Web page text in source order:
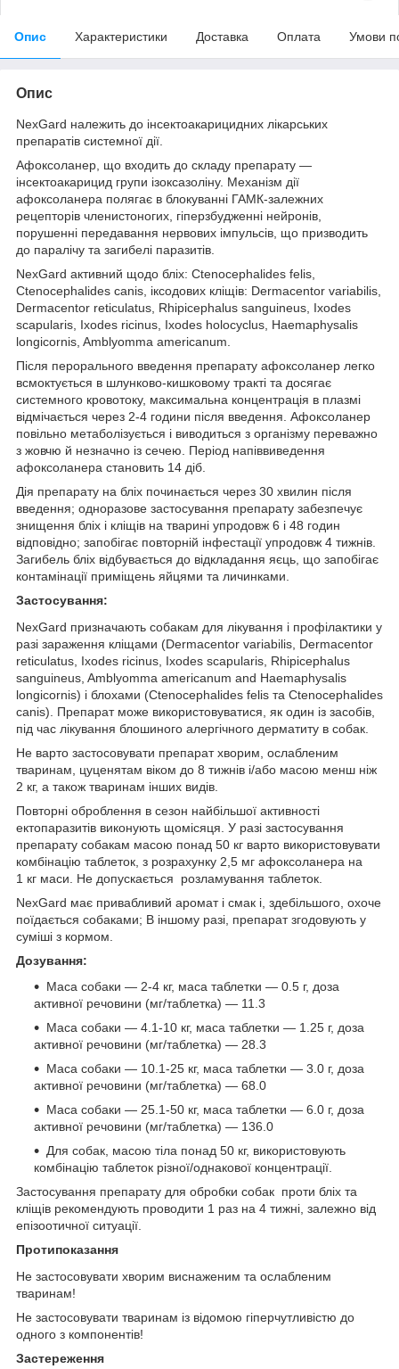
Опис Характеристики Доставка Оплата Умови
Опис
NexGard належить до інсектоакарицидних лікарських
препаратів системної дії.
Афоксоланер, що входить до складу препарату —
інсектоакарицид групи ізоксазоліну. Механізм дії
афоксоланера полягає в блокуванні ГАМК-залежних
рецепторів членистоногих, гіперзбудженні нейронів,
порушенні передавання нервових імпульсів, що призводить
до паралічу та загибелі паразитів.
NexGard активний щодо бліх: Ctenocephalides felis,
Ctenocephalides canis, іксодових кліщів: Dermacentor variabilis,
Dermacentor reticulatus, Rhipicephalus sanguineus, Ixodes
scapularis, Ixodes ricinus, Ixodes holocyclus, Haemaphysalis
longicornis, Amblyomma americanum.
Після перорального введення препарату афоксоланер легко
всмоктується в шлунково-кишковому тракті та досягає
системного кровотоку, максимальна концентрація в плазмі
відмічається через 2-4 години після введення. Афоксоланер
повільно метаболізується і виводиться з організму переважно
з жовчю й незначно із сечею. Період напіввиведення
афоксоланера становить 14 діб.
Дія препарату на бліх починається через 30 хвилин після
введення; одноразове застосування препарату забезпечує
знищення бліх і кліщів на тварині упродовж 6 і 48 годин
відповідно; запобігає повторній інфестації упродовж 4 тижнів.
Загибель бліх відбувається до відкладання яєць, що запобігає
контамінації приміщень яйцями та личинками.
Застосування:
NexGard призначають собакам для лікування і профілактики у
разі зараження кліщами (Dermacentor variabilis, Dermacentor
reticulatus, Ixodes ricinus, Ixodes scapularis, Rhipicephalus
sanguineus, Amblyomma americanum and Haemaphysalis
longicornis) і блохами (Ctenocephalides felis та Ctenocephalides
canis). Препарат може використовуватися, як один із засобів,
під час лікування блошиного алергічного дерматиту в собак.
Не варто застосовувати препарат хворим, ослабленим
тваринам, цуценятам віком до 8 тижнів і/або масою менш ніж
2 кг, а також тваринам інших видів.
Повторні оброблення в сезон найбільшої активності
ектопаразитів виконують щомісяця. У разі застосування
препарату собакам масою понад 50 кг варто використовувати
комбінацію таблеток, з розрахунку 2,5 мг афоксоланера на
1 кг маси. Не допускається розламування таблеток.
NexGard має привабливий аромат і смак і, здебільшого, охоче
поїдається собаками; В іншому разі, препарат згодовують у
суміші з кормом.
Дозування:
Маса собаки — 2-4 кг, маса таблетки — 0.5 г, доза
активної речовини (мг/таблетка) — 11.3
Маса собаки — 4.1-10 кг, маса таблетки — 1.25 г, доза
активної речовини (мг/таблетка) — 28.3
Маса собаки — 10.1-25 кг, маса таблетки — 3.0 г, доза
активної речовини (мг/таблетка) — 68.0
Маса собаки — 25.1-50 кг, маса таблетки — 6.0 г, доза
активної речовини (мг/таблетка) — 136.0
Для собак, масою тіла понад 50 кг, використовують
комбінацію таблеток різної/однакової концентрації.
Застосування препарату для обробки собак проти бліх та
кліщів рекомендують проводити 1 раз на 4 тижні, залежно від
епізоотичної ситуації.
Протипоказання
Не застосовувати хворим виснаженим та ослабленим
тваринам!
Не застосовувати тваринам із відомою гіперчутливістю до
одного з компонентів!
Застереження